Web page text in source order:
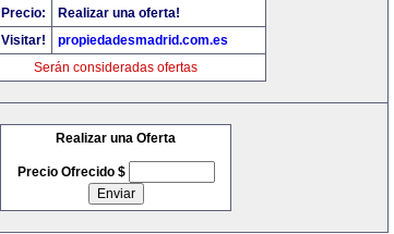
Precio:
Realizar una oferta!
Visitar!
propiedadesmadrid.com.es
Serán consideradas ofertas
Realizar una Oferta
Precio Ofrecido $